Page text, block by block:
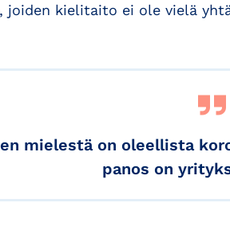
joiden kielitaito ei ole vielä
mielestä on oleellista
panos on